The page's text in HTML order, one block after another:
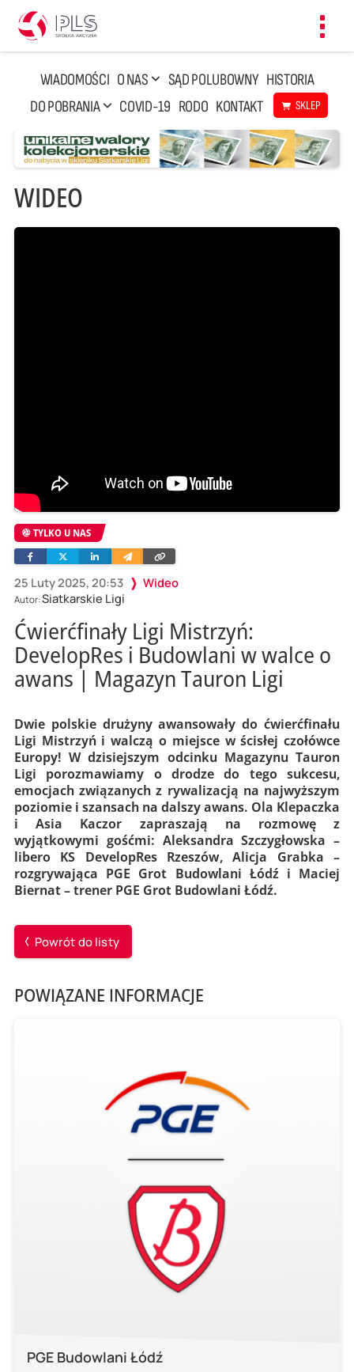
WIADOMOŚCI O NAS SĄD POLUBOWNY HISTORIA
DO POBRANIA
COVID-19 RODO KONTAKT SKLEP
WIDEO
TYLKO U NAS
25 Luty 2025, 20:53 Wideo
Autor:Siatkarskie Ligi
FacebookTwitterLinkedinWyślij
e-
Skopiuj
link
Ćwierćfinały Ligi Mistrzyń:
DevelopRes i Budowlani w walce o
awans | Magazyn Tauron Ligi
Dwie polskie drużyny awansowały do ćwierćfinału
Ligi Mistrzyń i walczą o miejsce w ścisłej czołówce
Europy! W dzisiejszym odcinku Magazynu Tauron
Ligi porozmawiamy o drodze do tego sukcesu,
emocjach związanych z rywalizacją na najwyższym
poziomie i szansach na dalszy awans. Ola Klepaczka
i Asia Kaczor zapraszają na rozmowę z
wyjątkowymi gośćmi: Aleksandra Szczygłowska –
libero KS DevelopRes Rzeszów, Alicja Grabka –
rozgrywająca PGE Grot Budowlani Łódź i Maciej
Biernat – trener PGE Grot Budowlani Łódź.
Powrót do listy
POWIĄZANE INFORMACJE
PGE Budowlani Łódź